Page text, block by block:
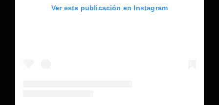
Ver esta publicación en Instagram